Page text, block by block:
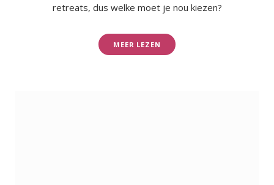
retreats, dus welke moet je nou kiezen?
MEER LEZEN